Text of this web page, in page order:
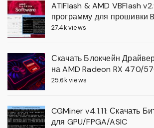
ATIFlash & AMD VBFlash
программу для прошивки
27.4k views
Скачать Блокчейн
на AMD Radeon RX 470/
25.6k views
CGMiner v4.1.11: Скачать
для GPU/FPGA/ASIC